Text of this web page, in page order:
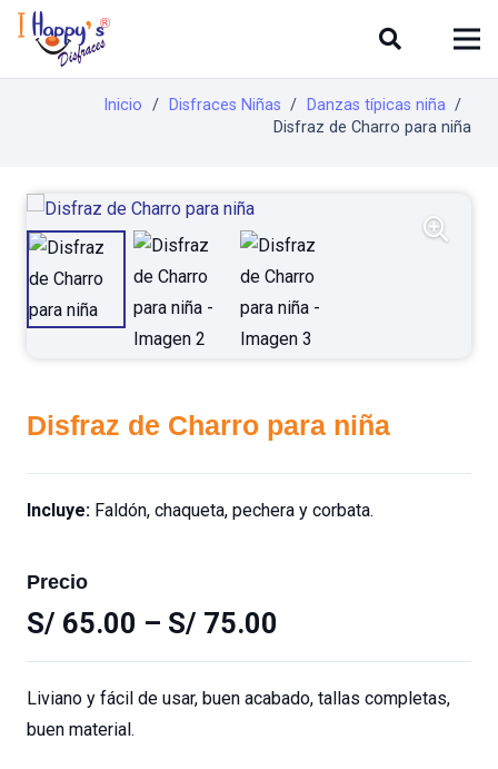
Inicio / Disfraces Niñas / Danzas típicas niña /
Disfraz de Charro para niña
Disfraz de Charro para niña
Incluye: Faldón, chaqueta, pechera y corbata.
Precio
S/ 65.00 – S/ 75.00
Liviano y fácil de usar, buen acabado, tallas completas,
buen material.